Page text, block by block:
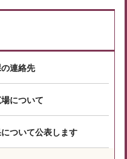
連絡先
について
ついて公表します